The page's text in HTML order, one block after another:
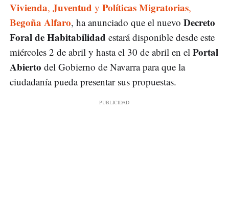
Vivienda, Juventud y Políticas Migratorias,
Begoña Alfaro, ha anunciado que el nuevo Decreto
Foral de Habitabilidad estará disponible desde este
miércoles 2 de abril y hasta el 30 de abril en el Portal
Abierto del Gobierno de Navarra para que la
ciudadanía pueda presentar sus propuestas.